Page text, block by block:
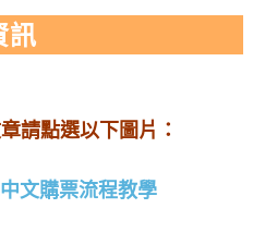
訊
請點選以下圖片：